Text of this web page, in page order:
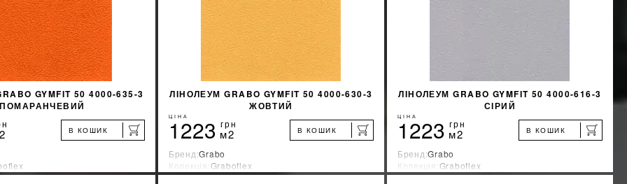
GYMFIT 50 4000-635-3
ПОМАРАНЧЕВИЙ
В КОШИК
Венгрия
ЛІНОЛЕУМ GRABO GYMFIT 50 4000-630-3
ЖОВТИЙ
ЦІНА
1223 грн
м2 В КОШИК
Бренд:Grabo
Колекція:Graboflex
Країна-виробник:Венгрия
ЛІНОЛЕУМ GRABO GYMFIT 50 4000-616-3
СІРИЙ
ЦІНА
1223 грн
м2 В КОШИК
Бренд:Grabo
Колекція:Graboflex
Країна-виробник:Венгрия